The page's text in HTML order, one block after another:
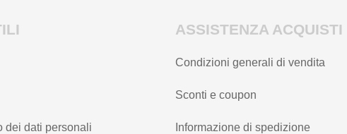
dei dati personali
ASSISTENZA ACQUISTI
Condizioni generali di vendita
Sconti e coupon
Informazione di spedizione